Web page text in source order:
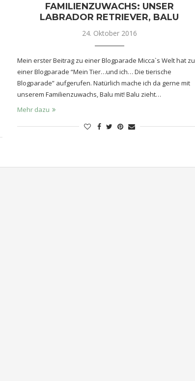
FAMILIENZUWACHS: UNSER
LABRADOR RETRIEVER, BALU
24. Oktober 2016
Mein erster Beitrag zu einer Blogparade Micca`s Welt hat zu
einer Blogparade “Mein Tier…und ich… Die tierische
Blogparade” aufgerufen. Natürlich mache ich da gerne mit
unserem Familienzuwachs, Balu mit! Balu zieht…
Mehr dazu